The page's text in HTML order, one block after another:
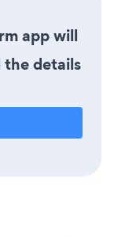
app will
the details